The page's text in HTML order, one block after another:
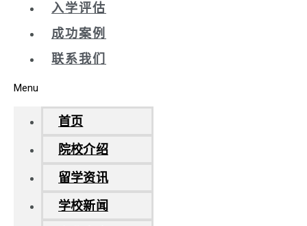
入学评估
成功案例
联系我们
Menu
首页
院校介绍
留学资讯
学校新闻